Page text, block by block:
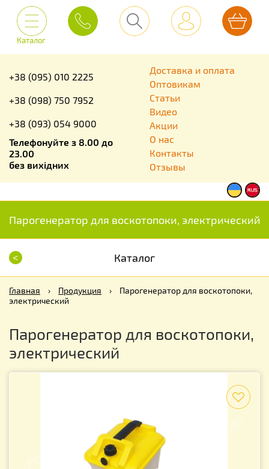
Каталог
+38 (095) 010 2225
+38 (098) 750 7952
+38 (093) 054 9000
Телефонуйте з 8.00 до
23.00
без вихідних
Доставка и оплата
Оптовикам
Статьи
Видео
Акции
О нас
Контакты
Отзывы
Парогенератор для воскотопоки, электрический
< Каталог
Главная › Продукция ›
Парогенератор для воскотопоки,
электрический
Парогенератор для воскотопоки,
электрический